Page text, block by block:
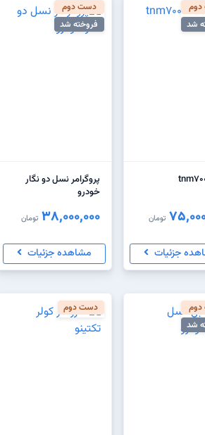
شد
تومان
جزئیات
دست دوم
فروخته شد
پروگرامر نسل دو نگار
خودرو
38,000,000 تومان
مشاهده جزئیات
شد
دست دوم